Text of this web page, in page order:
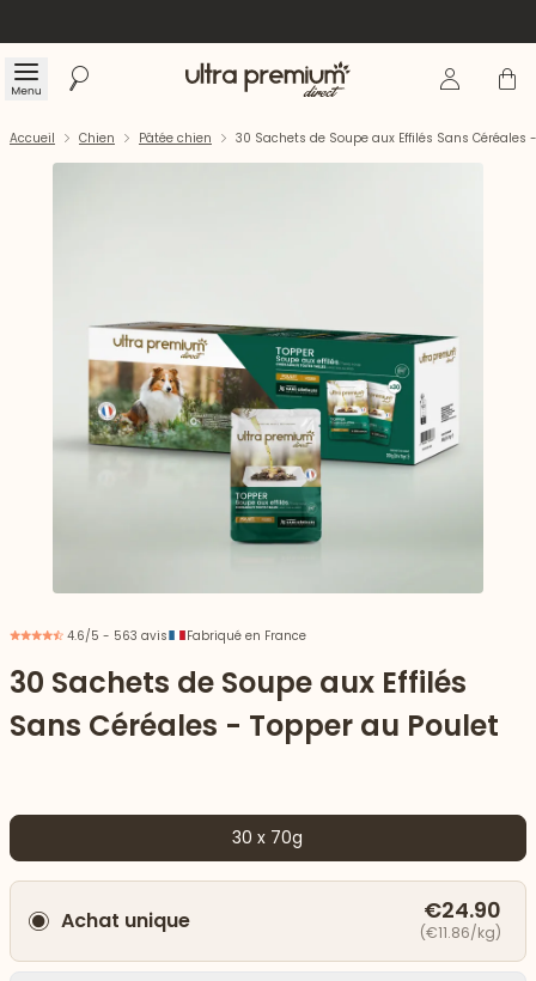
Menu Rechercher Accueil Se Panier
vers le bas
Accueil Chien Pâtée chien 30 Sachets de Soupe aux Effilés Sans Céréales
4.6/5 - 563 avis Fabriqué en France
30 Sachets de Soupe aux Effilés
Sans Céréales - Topper au Poulet
30 x 70g
Achat unique €24.90
(€11.86/kg)